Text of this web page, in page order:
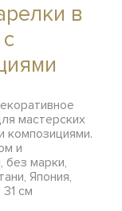
в
мастерских
композициями.
и
без марки,
Япония,
см